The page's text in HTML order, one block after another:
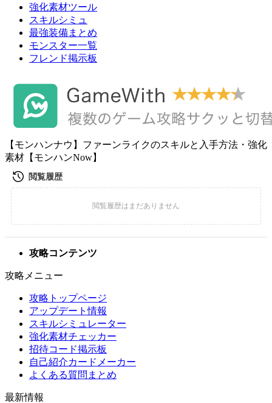
強化素材ツール
スキルシミュ
最強装備まとめ
モンスター一覧
フレンド掲示板
【モンハンナウ】ファーンライクのスキルと入手方法・強化
素材【モンハンNow】
攻略コンテンツ
攻略メニュー
攻略トップページ
アップデート情報
スキルシミュレーター
強化素材チェッカー
招待コード掲示板
自己紹介カードメーカー
よくある質問まとめ
最新情報